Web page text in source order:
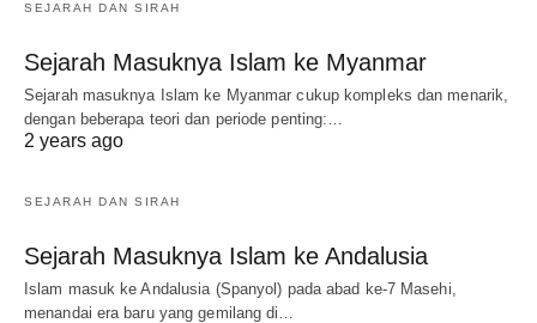
SEJARAH DAN SIRAH
Sejarah Masuknya Islam ke Myanmar
Sejarah masuknya Islam ke Myanmar cukup kompleks dan menarik,
dengan beberapa teori dan periode penting:…
2 years ago
SEJARAH DAN SIRAH
Sejarah Masuknya Islam ke Andalusia
Islam masuk ke Andalusia (Spanyol) pada abad ke-7 Masehi,
menandai era baru yang gemilang di…